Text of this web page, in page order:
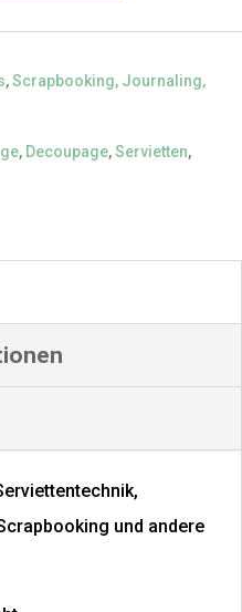
,Scrapbooking, Journaling,
, Decoupage,Servietten,
und andere